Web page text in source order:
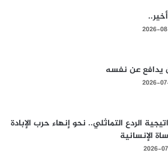
2026-
يدافع عن نفسه
2026-
الردع التماثلي.. نحو إنهاء حرب الإبادة
الإنسانية
2026-